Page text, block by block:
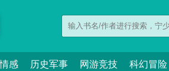
感 历史军事 网游竞技 科幻冒险